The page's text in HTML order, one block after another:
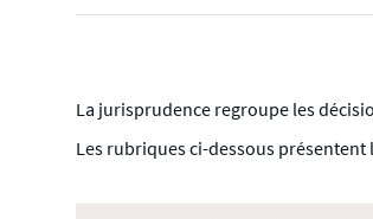
La jurisprudence regroupe les
Les rubriques ci-dessous